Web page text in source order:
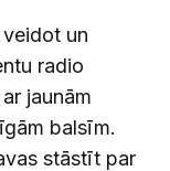
un
radio
jaunām
balsīm.
stāstīt par